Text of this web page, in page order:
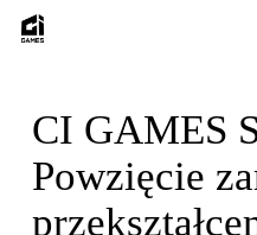
Skip
CI GAMES
Powzięcie